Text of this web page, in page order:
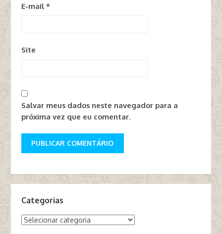
E-mail *
Site
Salvar meus dados neste navegador para a
próxima vez que eu comentar.
Categorias
Categorias